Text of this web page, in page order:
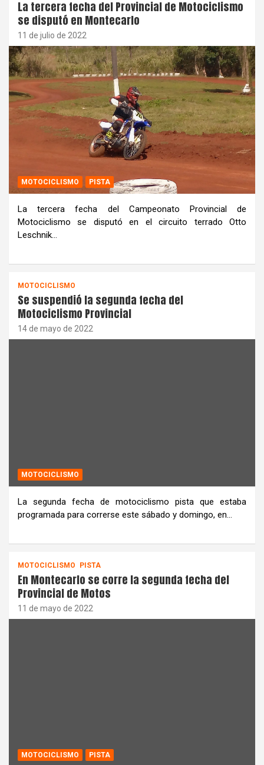
La tercera fecha del Provincial de Motociclismo
se disputó en Montecarlo
11 de julio de 2022
MOTOCICLISMO PISTA
La tercera fecha del Campeonato Provincial de
Motociclismo se disputó en el circuito terrado Otto
Leschnik…
MOTOCICLISMO
Se suspendió la segunda fecha del
Motociclismo Provincial
14 de mayo de 2022
MOTOCICLISMO
La segunda fecha de motociclismo pista que estaba
programada para correrse este sábado y domingo, en…
MOTOCICLISMO PISTA
En Montecarlo se corre la segunda fecha del
Provincial de Motos
11 de mayo de 2022
MOTOCICLISMO PISTA